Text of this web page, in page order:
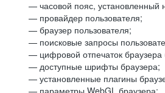
— часовой пояс, установленный
— провайдер пользователя;
— браузер пользователя;
— поисковые запросы
— цифровой отпечаток
— доступные шрифты браузера;
— установленные плагины
— параметры WebGL браузера;